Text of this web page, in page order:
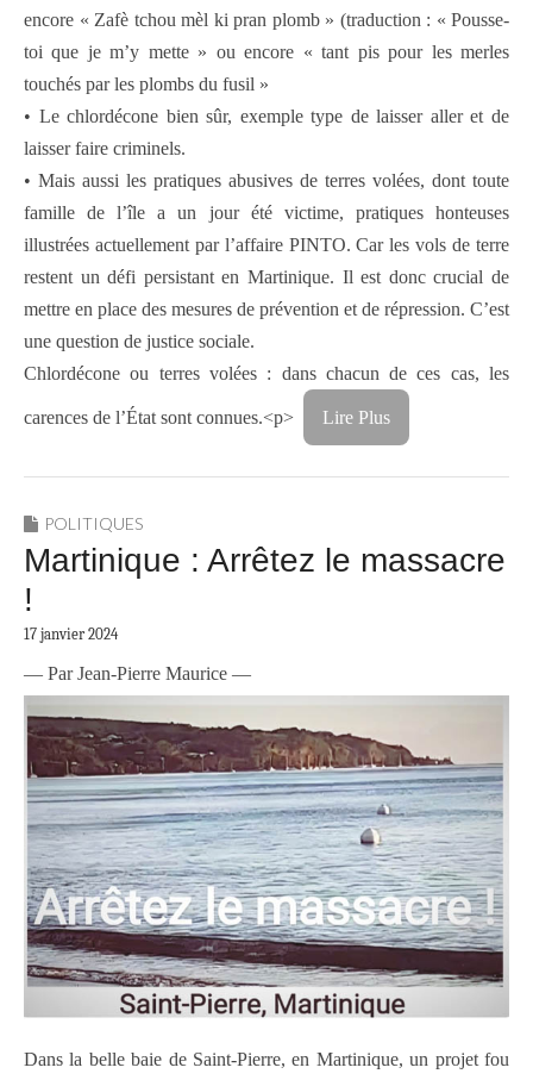
encore « Zafè tchou mèl ki pran plomb » (traduction : « Pousse-
toi que je m’y mette » ou encore « tant pis pour les merles
touchés par les plombs du fusil »
• Le chlordécone bien sûr, exemple type de laisser aller et de
laisser faire criminels.
• Mais aussi les pratiques abusives de terres volées, dont toute
famille de l’île a un jour été victime, pratiques honteuses
illustrées actuellement par l’affaire PINTO. Car les vols de terre
restent un défi persistant en Martinique. Il est donc crucial de
mettre en place des mesures de prévention et de répression. C’est
une question de justice sociale.
Chlordécone ou terres volées : dans chacun de ces cas, les
carences de l’État sont connues.<p> Lire Plus
POLITIQUES
Martinique : Arrêtez le massacre
!
17 janvier 2024
— Par Jean-Pierre Maurice —
Dans la belle baie de Saint-Pierre, en Martinique, un projet fou